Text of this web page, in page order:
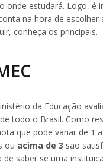
onde estudará. Logo, é
na hora de escolher
conheça os principais.
da Educação
todo o Brasil. Como
que pode variar de 1
ou acima de 3 são
de saber se uma